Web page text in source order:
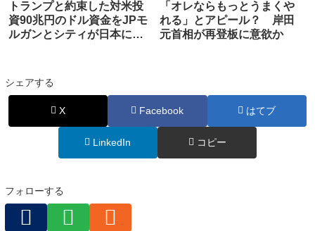
トランプと約束した対米投
資90兆円のドル資金をJPモ
ルガンとシティが日本に貸
「オレならもっとうまくや
れる」とアピール？ 岸田
元首相が再登板に意欲か
シェアする
X Facebook はてブ
LinkedIn コピー
フォローする